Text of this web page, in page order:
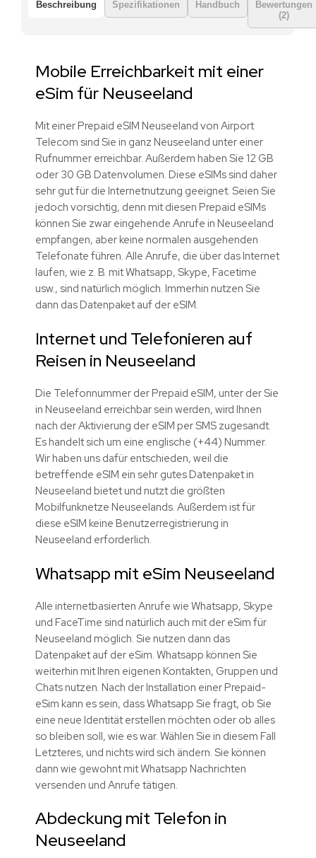
Beschreibung Spezifikationen Handbuch
Bewertungen
(2)
Mobile Erreichbarkeit mit einer
eSim für Neuseeland
Mit einer Prepaid eSIM Neuseeland von Airport
Telecom sind Sie in ganz Neuseeland unter einer
Rufnummer erreichbar. Außerdem haben Sie 12 GB
oder 30 GB Datenvolumen. Diese eSIMs sind daher
sehr gut für die Internetnutzung geeignet. Seien Sie
jedoch vorsichtig, denn mit diesen Prepaid eSIMs
können Sie zwar eingehende Anrufe in Neuseeland
empfangen, aber keine normalen ausgehenden
Telefonate führen. Alle Anrufe, die über das Internet
laufen, wie z. B. mit Whatsapp, Skype, Facetime
usw., sind natürlich möglich. Immerhin nutzen Sie
dann das Datenpaket auf der eSIM.
Internet und Telefonieren auf
Reisen in Neuseeland
Die Telefonnummer der Prepaid eSIM, unter der Sie
in Neuseeland erreichbar sein werden, wird Ihnen
nach der Aktivierung der eSIM per SMS zugesandt.
Es handelt sich um eine englische (+44) Nummer.
Wir haben uns dafür entschieden, weil die
betreffende eSIM ein sehr gutes Datenpaket in
Neuseeland bietet und nutzt die größten
Mobilfunknetze Neuseelands. Außerdem ist für
diese eSIM keine Benutzerregistrierung in
Neuseeland erforderlich.
Whatsapp mit eSim Neuseeland
Alle internetbasierten Anrufe wie Whatsapp, Skype
und FaceTime sind natürlich auch mit der eSim für
Neuseeland möglich. Sie nutzen dann das
Datenpaket auf der eSim. Whatsapp können Sie
weiterhin mit Ihren eigenen Kontakten, Gruppen und
Chats nutzen. Nach der Installation einer Prepaid-
eSim kann es sein, dass Whatsapp Sie fragt, ob Sie
eine neue Identität erstellen möchten oder ob alles
so bleiben soll, wie es war. Wählen Sie in diesem Fall
Letzteres, und nichts wird sich ändern. Sie können
dann wie gewohnt mit Whatsapp Nachrichten
versenden und Anrufe tätigen.
Abdeckung mit Telefon in
Neuseeland